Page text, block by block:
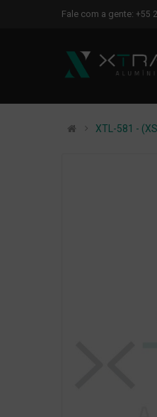
Fale com a gente: +55
XTL-581 -